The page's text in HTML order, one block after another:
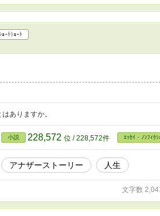
ｮｰﾄｼｮｰﾄ
ありますか。
小説 228,572 位 / 228,572件 ｴｯｾｲ・ﾉﾝﾌｨｸｼ
アナザーストーリー 人生
文字数